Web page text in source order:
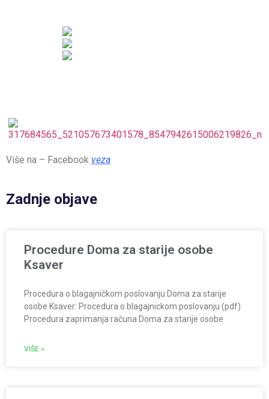
Više na – Facebook veza
Zadnje objave
Procedure Doma za starije osobe
Ksaver
Procedura o blagajničkom poslovanju Doma za starije
osobe Ksaver: Procedura o blagajnickom poslovanju (pdf)
Procedura zaprimanja računa Doma za starije osobe
VIŠE »